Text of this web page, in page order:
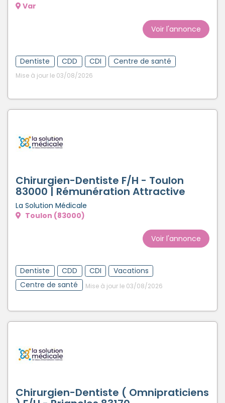
Var
Voir l'annonce
Dentiste CDD CDI Centre de santé
Mise à jour le 03/08/2026
Chirurgien-Dentiste F/H - Toulon
83000 | Rémunération Attractive
La Solution Médicale
Toulon (83000)
Voir l'annonce
Dentiste CDD CDI
Vacations
Centre de santé
Mise à jour le 03/08/2026
Chirurgien-Dentiste ( Omnipraticiens